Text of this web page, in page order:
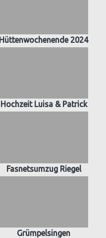
Hüttenwochenende 2024
Hochzeit Luisa & Patrick
Fasnetsumzug Riegel
Grümpelsingen